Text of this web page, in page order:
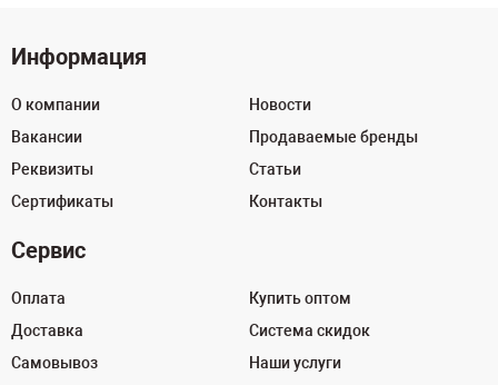
Информация
О компании
Вакансии
Реквизиты
Сертификаты
Новости
Продаваемые бренды
Статьи
Контакты
Сервис
Оплата
Доставка
Самовывоз
Купить оптом
Система скидок
Наши услуги